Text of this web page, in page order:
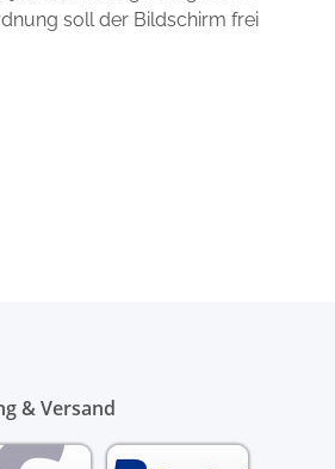
soll der Bildschirm frei
& Versand